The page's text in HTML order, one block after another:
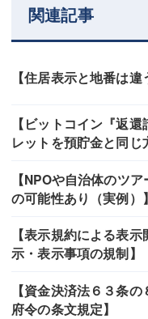
関連記事
【住居表示と地番は
【ビットコイン『返
レットを預貯金と同じ
【NPOや自治体のツ
の可能性あり（実例）】
【表示規約による表
示・表示事項の規制】
【資金決済法６３条
府令の条文規定】